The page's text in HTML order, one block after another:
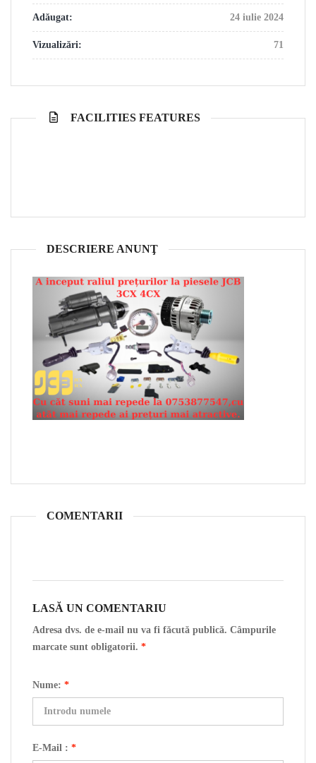
Adăugat: 24 iulie 2024
Vizualizări: 71
FACILITIES FEATURES
DESCRIERE ANUNŢ
COMENTARII
LASĂ UN COMENTARIU
Adresa dvs. de e-mail nu va fi făcută publică. Câmpurile
marcate sunt obligatorii. *
Nume: *
E-Mail : *